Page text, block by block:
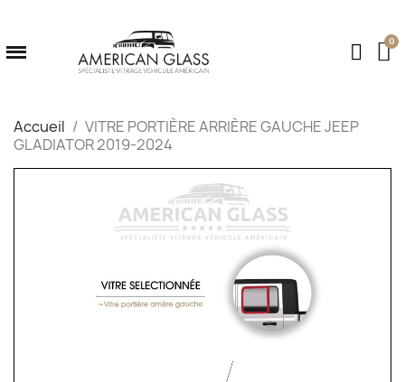
Accueil
VITRE PORTIÈRE ARRIÈRE GAUCHE JEEP
GLADIATOR 2019-2024